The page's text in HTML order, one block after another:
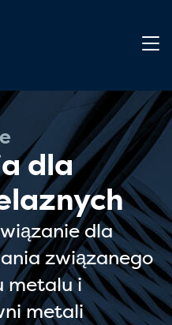
dla
dla
związanego
metalu i
metali